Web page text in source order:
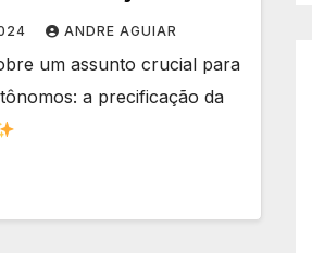
ANDRE AGUIAR
um assunto crucial para
a precificação da